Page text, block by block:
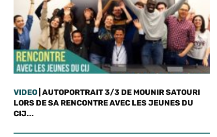
VIDEO | AUTOPORTRAIT 3/3 DE MOUNIR SATOURI
LORS DE SA RENCONTRE AVEC LES JEUNES DU
CIJ...